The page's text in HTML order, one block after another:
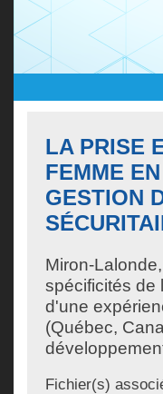
LA PRISE
FEMME
GESTION
Miron-
spécificités de
d'une
(Québec,
Fichier(s)